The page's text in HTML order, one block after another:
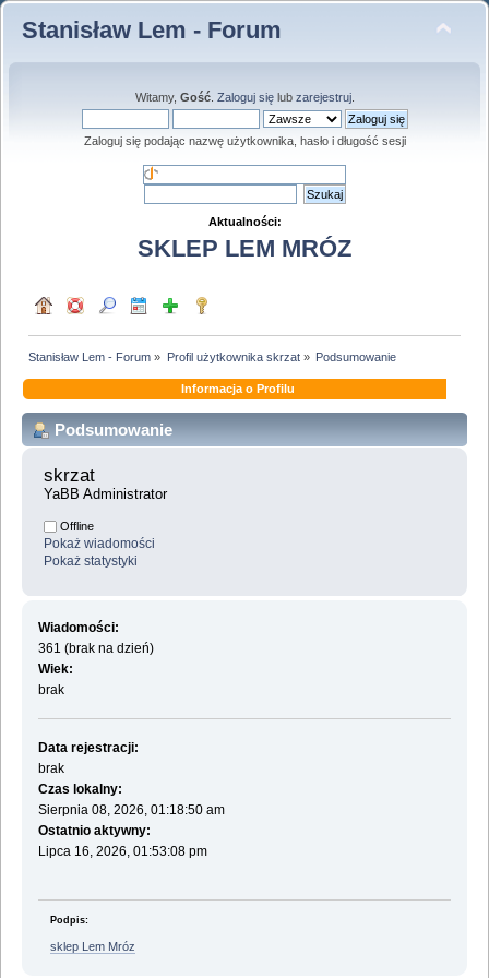
Stanisław Lem - Forum
Witamy, Gość. Zaloguj sięlub zarejestruj.
Zaloguj się podając nazwę użytkownika, hasło i długość sesji
Aktualności:
SKLEP LEM MRÓZ
Stanisław Lem - Forum » Profil użytkownika skrzat» Podsumowanie
Informacja o Profilu
Podsumowanie
skrzat
YaBB Administrator
Offline
Pokaż wiadomości
Pokaż statystyki
Wiadomości:
361 (brak na dzień)
Wiek:
brak
Data rejestracji:
brak
Czas lokalny:
Sierpnia 08, 2026, 01:18:50 am
Ostatnio aktywny:
Lipca 16, 2026, 01:53:08 pm
Podpis:
sklep Lem Mróz